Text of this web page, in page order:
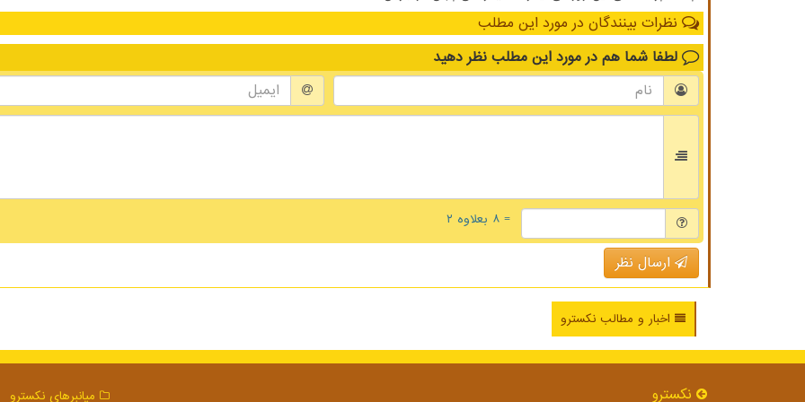
نظرات بینندگان در مورد این مطلب
لطفا شما هم در مورد این مطلب نظر دهید
= ۸ بعلاوه ۲
ارسال نظر
اخبار و مطالب نکسترو
نكسترو میانبرهای نكسترو